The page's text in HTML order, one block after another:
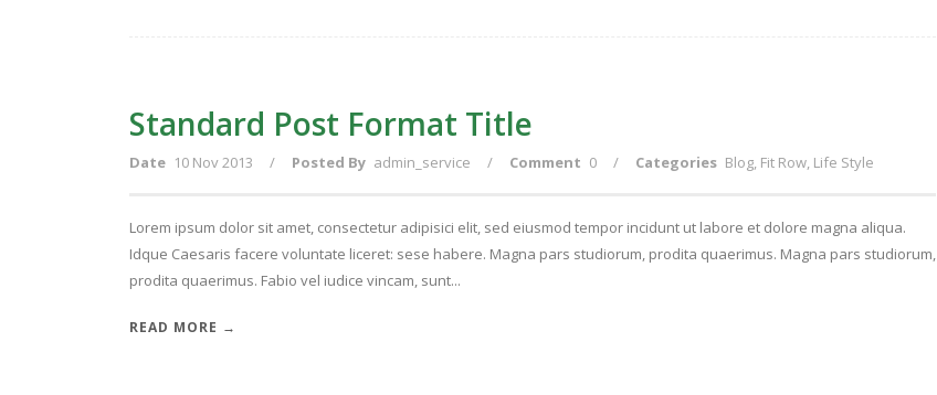
Standard Post Format Title
Date 10 Nov 2013 / Posted By admin_service / Comment 0 / Categories Blog, Fit Row, Life Style
Lorem ipsum dolor sit amet, consectetur adipisici elit, sed eiusmod tempor incidunt ut labore et dolore magna aliqua.
Idque Caesaris facere voluntate liceret: sese habere. Magna pars studiorum, prodita quaerimus. Magna pars studiorum,
prodita quaerimus. Fabio vel iudice vincam, sunt...
READ MORE →